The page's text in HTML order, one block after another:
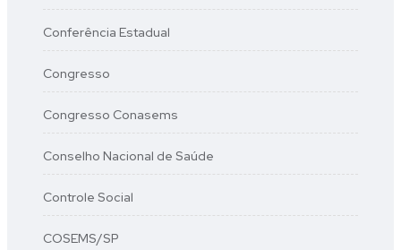
Conferência Estadual
Congresso
Congresso Conasems
Conselho Nacional de Saúde
Controle Social
COSEMS/SP